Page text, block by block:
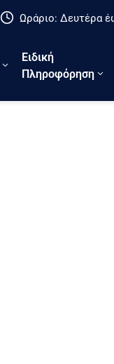
Ωράριο: Δευτέρα
Ειδική
Πληροφόρηση